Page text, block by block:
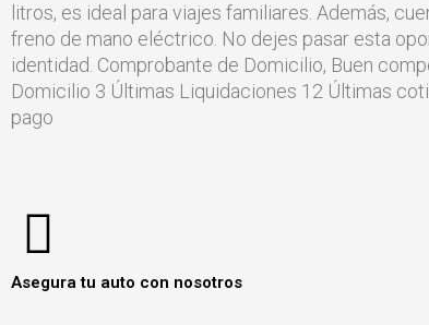
litros, es ideal para viajes familiares. Además,
freno de mano eléctrico. No dejes pasar esta
identidad. Comprobante de Domicilio, Buen
Domicilio 3 Últimas Liquidaciones 12 Últimas
pago
Asegura tu auto con nosotros